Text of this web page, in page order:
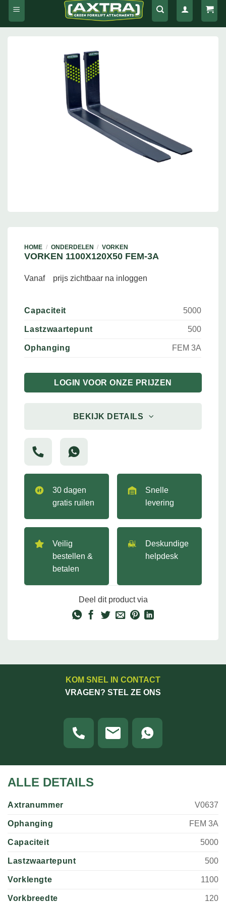
HOME / ONDERDELEN / VORKEN
VORKEN 1100X120X50 FEM-3A
Vanaf prijs zichtbaar na inloggen
Capaciteit 5000
Lastzwaartepunt 500
Ophanging FEM 3A
LOGIN VOOR ONZE PRIJZEN
BEKIJK DETAILS
30 dagen
gratis ruilen
Snelle
levering
Veilig
bestellen &
betalen
Deskundige
helpdesk
Deel dit product via
KOM SNEL IN CONTACT
VRAGEN? STEL ZE ONS
ALLE DETAILS
Axtranummer V0637
Ophanging FEM 3A
Capaciteit 5000
Lastzwaartepunt 500
Vorklengte 1100
Vorkbreedte 120